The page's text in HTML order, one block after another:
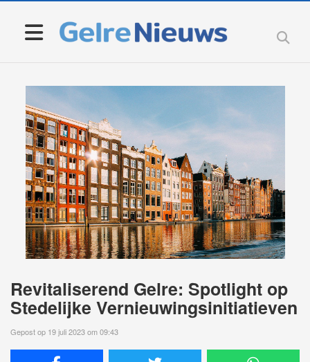
Revitaliserend Gelre: Spotlight op
Stedelijke Vernieuwingsinitiatieven
Gepost op 19 juli 2023 om 09:43